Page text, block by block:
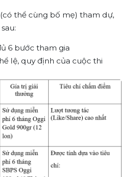
thể cùng bố mẹ) tham dự,
6 bước tham gia
lệ, quy định của cuộc thi